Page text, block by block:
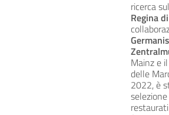
ricerca
Regina
Mainz e
delle
2022, è